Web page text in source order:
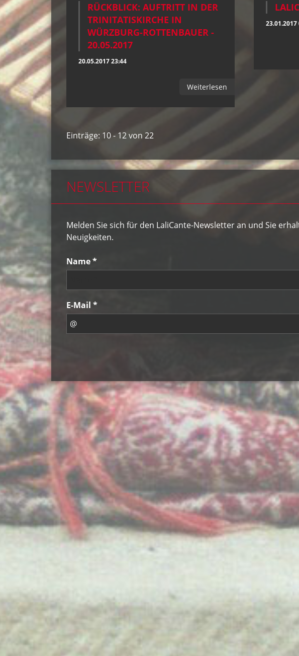
RÜCKBLICK: AUFTRITT IN DER
TRINITATISKIRCHE IN
WÜRZBURG-ROTTENBAUER -
20.05.2017
20.05.2017 23:44
Weiterlesen
23.01.2017
Einträge: 10 - 12 von 22
NEWSLETTER
Melden Sie sich für den LaliCante-Newsletter an und Sie
Neuigkeiten.
Name *
E-Mail *